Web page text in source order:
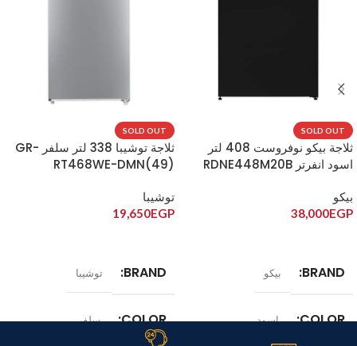
SOLD OUT
ثلاجة بيكو نوفروست 408 لتر
اسود انفرتر RDNE448M20B
بيكو
38,000EGP
BRAND بيكو
COLOR اسود
SOLD OUT
ثلاجة توشيبا 338 لتر سلفر GR-
RT468WE-DMN(49)
توشيبا
19,650EGP
BRAND توشيبا
COLOR سلفر